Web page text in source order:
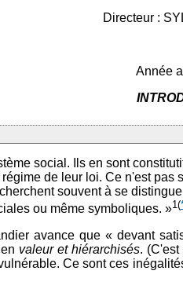
Directeur :
Année
social. Ils en sont
de leur loi. Ce n'est
souvent à se
ou même symboliques. »1(
avance que « devant
valeur et hiérarchisés. (C'est
Ce sont ces